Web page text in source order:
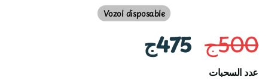
Vozol disposable
500ج
عدد السحبات